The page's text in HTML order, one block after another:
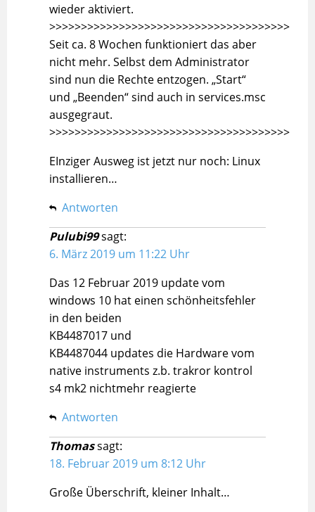
wieder aktiviert.
>>>>>>>>>>>>>>>>>>>>>>>>>>>>>>>>>>>>>>
Seit ca. 8 Wochen funktioniert das aber
nicht mehr. Selbst dem Administrator
sind nun die Rechte entzogen. „Start“
und „Beenden“ sind auch in services.msc
ausgegraut.
>>>>>>>>>>>>>>>>>>>>>>>>>>>>>>>>>>>>>>
EInziger Ausweg ist jetzt nur noch: Linux
installieren…
Antworten
Pulubi99sagt:
6. März 2019 um 11:22 Uhr
Das 12 Februar 2019 update vom
windows 10 hat einen schönheitsfehler
in den beiden
KB4487017 und
KB4487044 updates die Hardware vom
native instruments z.b. trakror kontrol
s4 mk2 nichtmehr reagierte
Antworten
Thomassagt:
18. Februar 2019 um 8:12 Uhr
Große Überschrift, kleiner Inhalt…